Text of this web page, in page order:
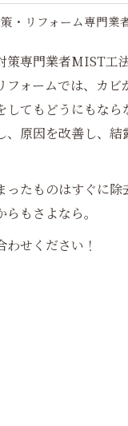
・リフォーム専門業
策専門業者MIST工
フォームでは、カビ
してもどうにもな
、原因を改善し、結
ったものはすぐに除
もさよなら。
わせください！